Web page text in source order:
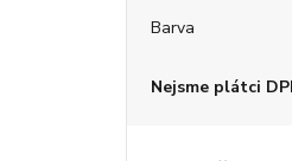
Barva
Nejsme plátci